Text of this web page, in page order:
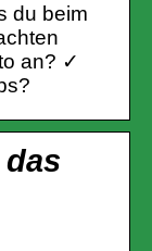
du beim
an? ✓